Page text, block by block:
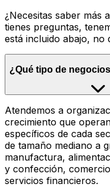
¿Necesitas saber más
tienes preguntas,
está incluido abajo, no
¿Qué tipo de
Atendemos a
crecimiento que
específicos de cada
de tamaño mediano a
manufactura,
y confección,
servicios financieros.